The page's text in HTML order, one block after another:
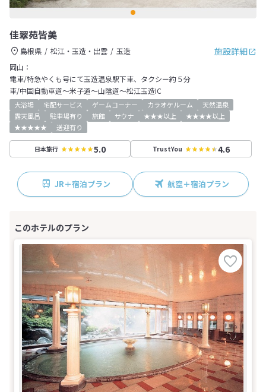
佳翠苑皆美
施設詳細
島根県 松江・玉造・出雲
玉造
岡山：
電車/特急やくも号にて玉造温泉駅下車、タクシー約５分
車/中国自動車道～米子道～山陰道～松江玉造IC
大浴場 宅配サービス ゲームコーナー カラオケルーム
天然温泉
露天風呂
駐車場有り 旅館 サウナ ★★★以上
★★★★以上
★★★★★
送迎有り
日本旅行 5.0 TrustYou 4.6
JR＋宿泊プラン 航空＋宿泊プラン